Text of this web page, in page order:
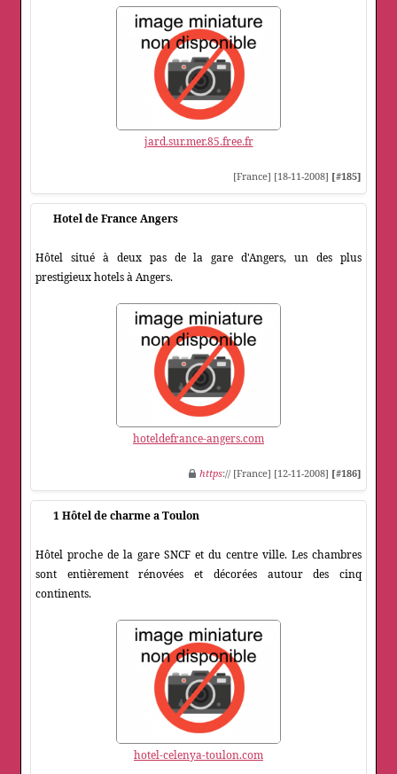
jard.sur.mer.85.free.fr
[France] [18-11-2008] [#185]
Hotel de France Angers
Hôtel situé à deux pas de la gare d'Angers, un des plus
prestigieux hotels à Angers.
hoteldefrance-angers.com
https:// [France] [12-11-2008] [#186]
1 Hôtel de charme a Toulon
Hôtel proche de la gare SNCF et du centre ville. Les chambres
sont entièrement rénovées et décorées autour des cinq
continents.
hotel-celenya-toulon.com